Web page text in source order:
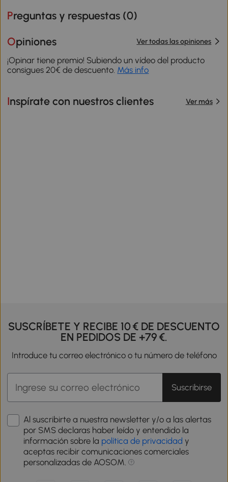
Preguntas y respuestas (0)
Opiniones Ver todas las opiniones
¡Opinar tiene premio! Subiendo un vídeo del producto
consigues 20€ de descuento. Más info
Inspírate con nuestros clientes Ver más
SUSCRÍBETE Y RECIBE 10 € DE DESCUENTO
EN PEDIDOS DE +79 €.
Introduce tu correo electrónico o tu número de teléfono
Suscribirse
Al suscribirte a nuestra newsletter y/o a las alertas
por SMS declaras haber leído y entendido la
información sobre la política de privacidad y
aceptas recibir comunicaciones comerciales
personalizadas de AOSOM.